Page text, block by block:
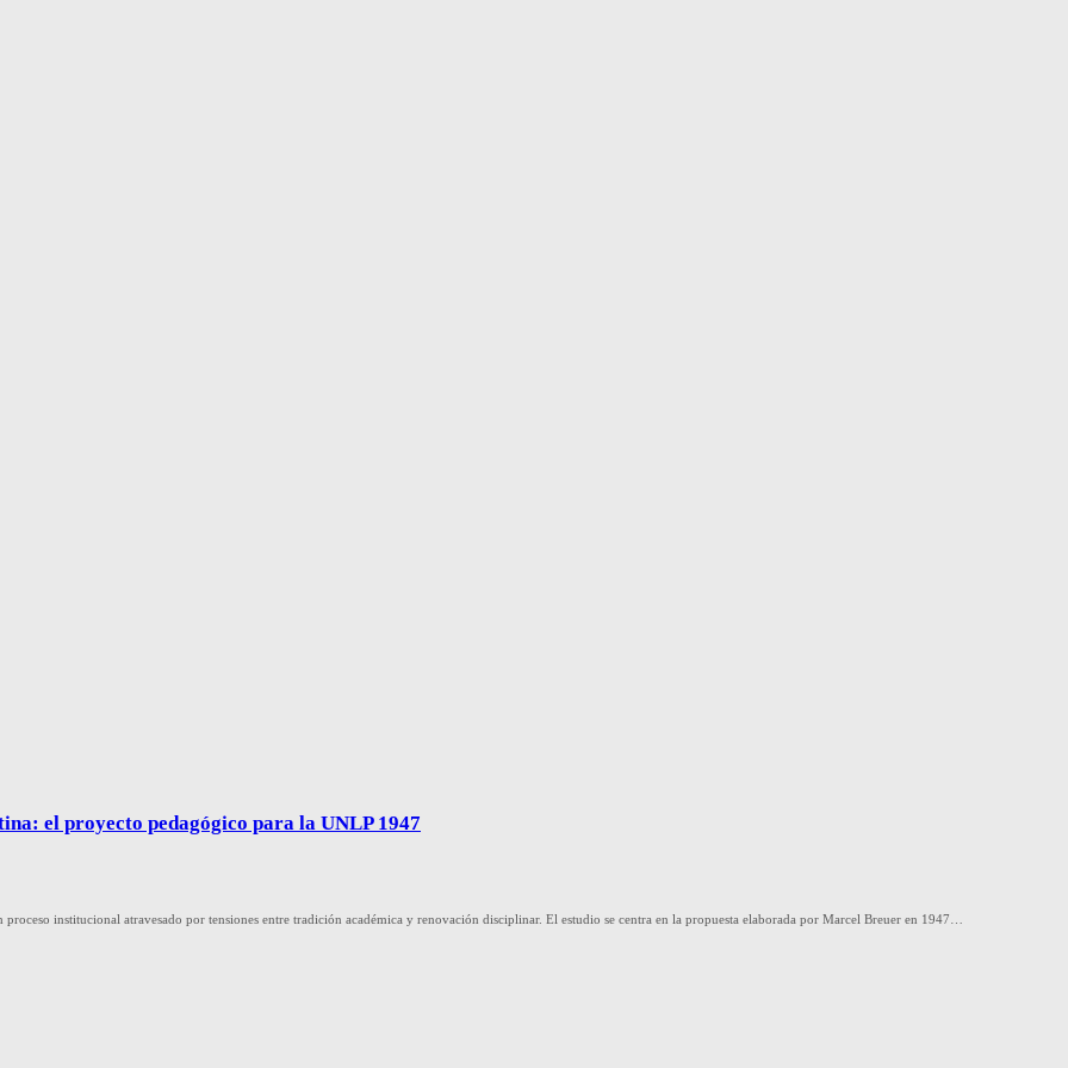
el proyecto pedagógico para la UNLP 1947
institucional atravesado por tensiones entre tradición académica y renovación disciplinar. El estudio se centra en la propuesta elaborada por Marcel Breuer en 1947…